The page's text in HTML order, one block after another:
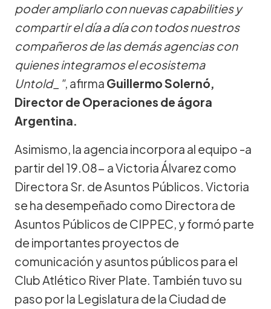
poder ampliarlo con nuevas capabilities y
compartir el día a día con todos nuestros
compañeros de las demás agencias con
quienes integramos el ecosistema
Untold_", afirma Guillermo Solernó,
Director de Operaciones de ágora
Argentina.
Asimismo, la agencia incorpora al equipo -a
partir del 19.08- a Victoria Álvarez como
Directora Sr. de Asuntos Públicos. Victoria
se ha desempeñado como Directora de
Asuntos Públicos de CIPPEC, y formó parte
de importantes proyectos de
comunicación y asuntos públicos para el
Club Atlético River Plate. También tuvo su
paso por la Legislatura de la Ciudad de